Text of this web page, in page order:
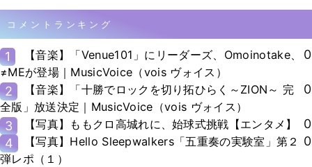
コメントランキング
1
【音楽】「Venue101」にリーダーズ、Omoinotake、
≠MEが登場｜MusicVoice（vois ヴォイス）
0
2
【音楽】「十勝でロックを切り拓ひらく～ZION～ 完
全版」放送決定｜MusicVoice（vois ヴォイス）
0
3 【写真】ももクロ高城れに、始球式挑戦【エンタメ】
0
4
【写真】Hello Sleepwalkers「五重奏の実験室」第２
弾レポ（１）
0